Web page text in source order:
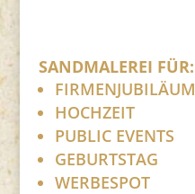
SANDMALEREI FÜR:
FIRMENJUBILÄUM
HOCHZEIT
PUBLIC EVENTS
GEBURTSTAG
WERBESPOT